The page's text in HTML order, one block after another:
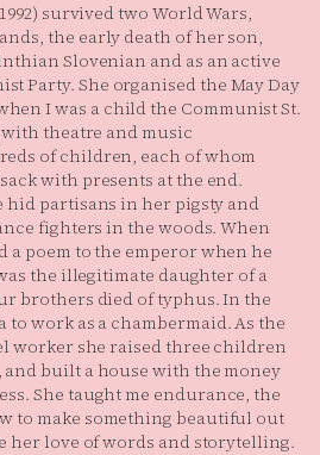
survived two World Wars,
the early death of her son,
Slovenian and as an active
Party. She organised the May Day
I was a child the Communist St.
theatre and music
of children, each of whom
with presents at the end.
hid partisans in her pigsty and
fighters in the woods. When
a poem to the emperor when he
the illegitimate daughter of a
brothers died of typhus. In the
to work as a chambermaid. As the
worker she raised three children
built a house with the money
She taught me endurance, the
to make something beautiful out
her love of words and storytelling.